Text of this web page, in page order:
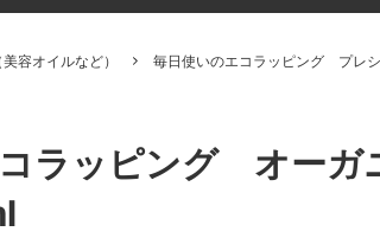
雑貨など）
のお知らせ
容オイルなど）
毎日使いのエコラッピング プレ
ラッピング オーガ